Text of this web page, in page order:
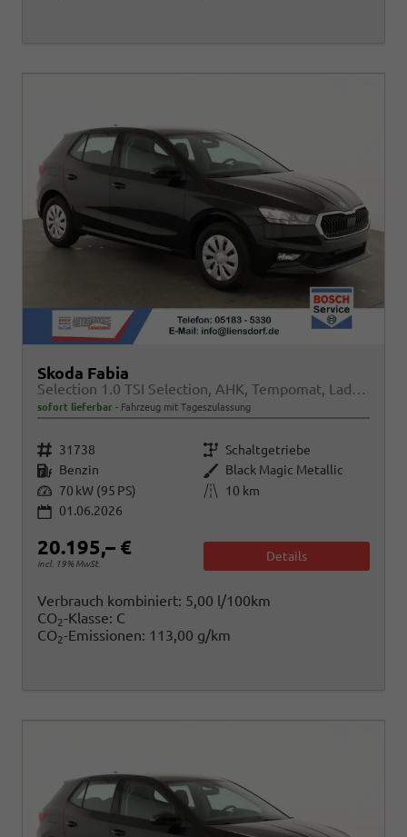
Skoda Fabia
Selection 1.0 TSI Selection, AHK, Tempomat, Ladeboden, Park, Winterpaket, SmartLink, 4-J Garantie
sofort lieferbar Fahrzeug mit Tageszulassung
Fahrzeugnr. 31738 Getriebe Schaltgetriebe
Kraftstoff Benzin Außenfarbe Black Magic Metallic
Leistung 70 kW (95 PS) Kilometerstand
10 km
01.06.2026
20.195,– €
incl. 19% MwSt.
Details
Verbrauch kombiniert: 5,00 l/100km
CO2-Klasse: C
CO2-Emissionen: 113,00 g/km